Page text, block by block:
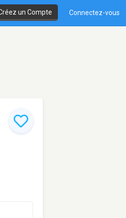
un Compte Connectez-vous